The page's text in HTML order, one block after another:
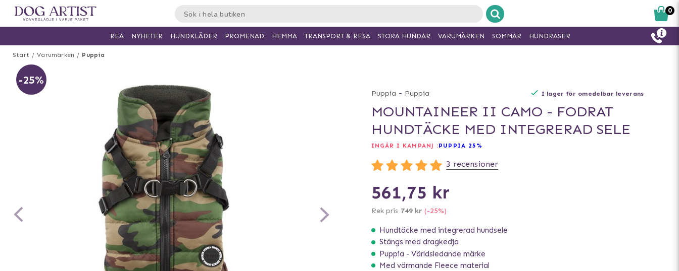
Start Varumärken Puppia
-25%
Puppia - Puppia I lager för omedelbar leverans
MOUNTAINEER II CAMO - FODRAT
HUNDTÄCKE MED INTEGRERAD SELE
INGÅR I KAMPANJ :PUPPIA 25%
3 recensioner
561,75 kr
Rek pris 749 kr (-25%)
Hundtäcke med integrerad hundsele
Stängs med dragkedja
Puppia - Världsledande märke
Med värmande Fleece material
0
REA NYHETER HUNDKLÄDER PROMENAD HEMMA TRANSPORT & RESA STORA HUNDAR VARUMÄRKEN SOMMAR HUNDRASER